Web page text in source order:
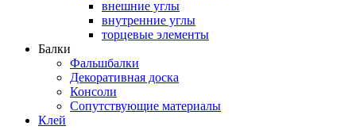
внешние углы
внутренние углы
торцевые элементы
Балки
Фальшбалки
Декоративная доска
Консоли
Сопутствующие материалы
Клей